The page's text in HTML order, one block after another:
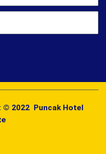
© 2022 Puncak Hotel